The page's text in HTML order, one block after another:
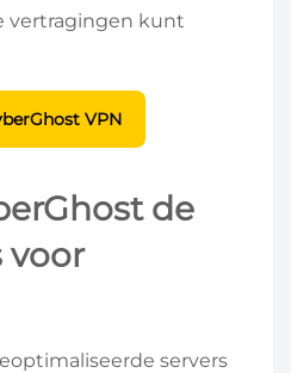
vertragingen kunt
VPN
de
voor
servers